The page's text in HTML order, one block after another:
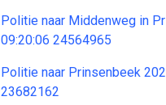
Politie naar Middenweg in
09:20:06 24564965
Politie naar Prinsenbeek
23682162